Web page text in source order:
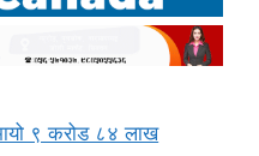
९ करोड ८४ लाख